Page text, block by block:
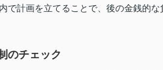
で計画を立てることで、後の金銭的な
のチェック